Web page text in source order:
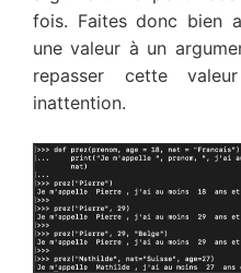
fois. Faites donc bien
une valeur à un
repasser cette
inattention.